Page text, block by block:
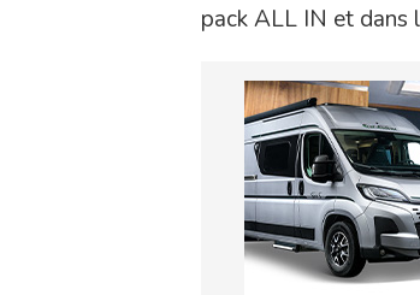
pack ALL IN et dans